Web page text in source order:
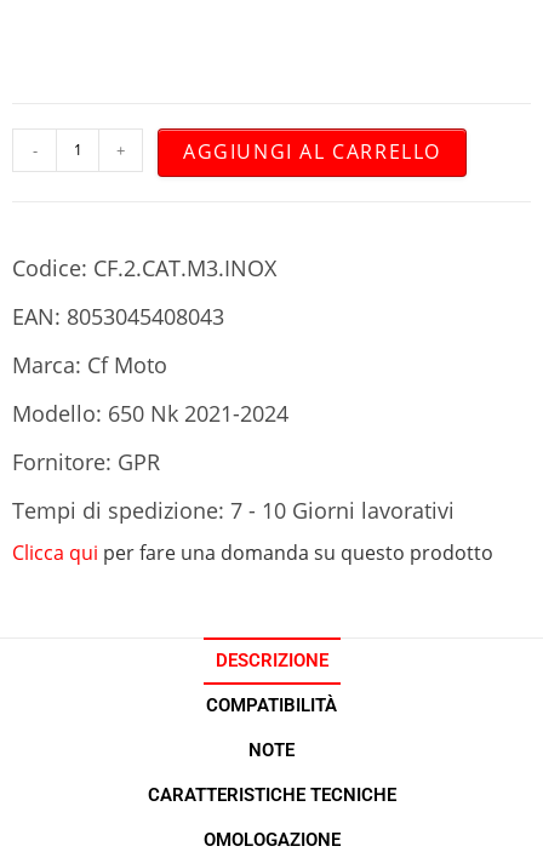
- + AGGIUNGI AL CARRELLO
Codice: CF.2.CAT.M3.INOX
EAN: 8053045408043
Marca: Cf Moto
Modello: 650 Nk 2021-2024
Fornitore: GPR
Tempi di spedizione: 7 - 10 Giorni lavorativi
Clicca qui per fare una domanda su questo prodotto
DESCRIZIONE
COMPATIBILITÀ
NOTE
CARATTERISTICHE TECNICHE
OMOLOGAZIONE